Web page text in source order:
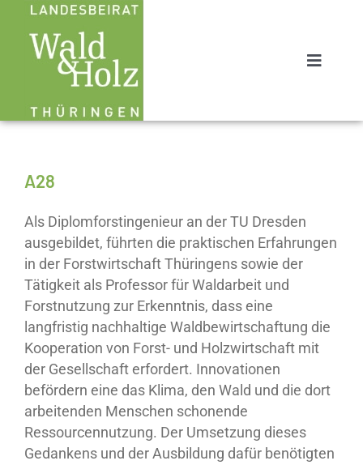
Inhalt
springen
Toggle
Start
Mitglieder
Kontakt
A28
Als Diplomforstingenieur an der TU Dresden
ausgebildet, führten die praktischen Erfahrungen
in der Forstwirtschaft Thüringens sowie der
Tätigkeit als Professor für Waldarbeit und
Forstnutzung zur Erkenntnis, dass eine
langfristig nachhaltige Waldbewirtschaftung die
Kooperation von Forst- und Holzwirtschaft mit
der Gesellschaft erfordert. Innovationen
befördern eine das Klima, den Wald und die dort
arbeitenden Menschen schonende
Ressourcennutzung. Der Umsetzung dieses
Gedankens und der Ausbildung dafür benötigten